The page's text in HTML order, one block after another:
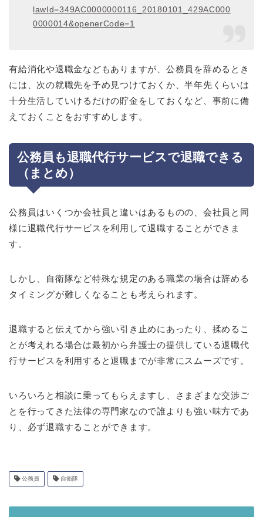
lawId=349AC0000000116 _20180101 _429AC000
0000014&openerCode=1
有給消化や退職金などもありますが、公務員を辞めるとき
には、次の就職先を予め見つけておくか、半年先くらいは
十分生活していけるだけの貯金をしておくなど、事前に備
えておくことをおすすめします。
公務員も退職代行サービスで退職できる
（まとめ）
公務員はいくつか会社員と違いはあるものの、会社員と同
様に退職代行サービスを利用して退職することができま
す。
しかし、自衛隊など特殊な規定のある職業の場合は辞める
タイミングが難しくなることも考えられます。
退職すると伝えてから強い引き止めにあったり、揉めるこ
とが考えれる場合は最初から弁護士の提供している退職代
行サービスを利用すると退職までが非常にスムーズです。
いろいろと相談に乗ってもらえますし、さまざまな交渉ご
とを行ってきた法律の専門家なので誰よりも強い味方であ
り、必ず退職することができます。
公務員 自衛隊